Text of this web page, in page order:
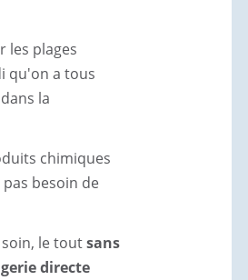
les plages
qu'on a tous
la
chimiques
pas besoin de
soin, le toutsans
directe